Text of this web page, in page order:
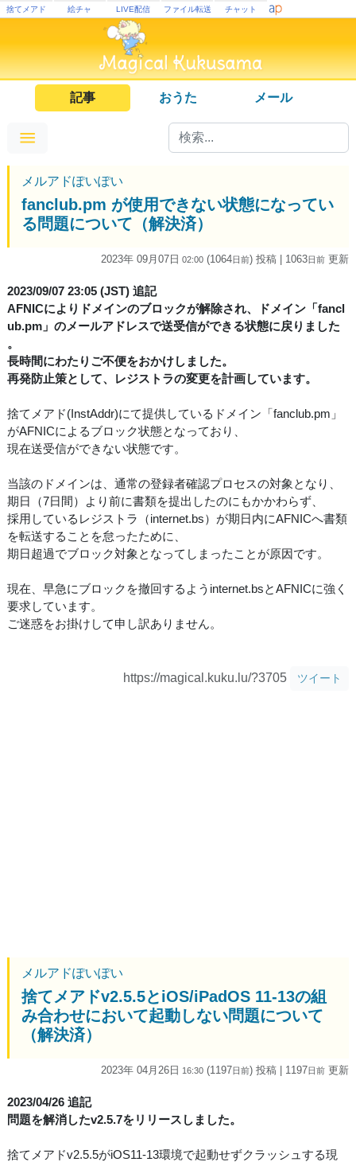
捨てメアド 絵チャ LIVE配信 ファイル転送 チャット
記事 おうた メール
メルアドぽいぽい
fanclub.pm が使用できない状態になってい
る問題について（解決済）
2023年 09月07日 02:00 (1064日前) 投稿 | 1063日前 更新
2023/09/07 23:05 (JST) 追記
AFNICによりドメインのブロックが解除され、ドメイン「fancl
ub.pm」のメールアドレスで送受信ができる状態に戻りました
。
長時間にわたりご不便をおかけしました。
再発防止策として、レジストラの変更を計画しています。
捨てメアド(InstAddr)にて提供しているドメイン「fanclub.pm」
がAFNICによるブロック状態となっており、
現在送受信ができない状態です。
当該のドメインは、通常の登録者確認プロセスの対象となり、
期日（7日間）より前に書類を提出したのにもかかわらず、
採用しているレジストラ（internet.bs）が期日内にAFNICへ書類
を転送することを怠ったために、
期日超過でブロック対象となってしまったことが原因です。
現在、早急にブロックを撤回するようinternet.bsとAFNICに強く
要求しています。
ご迷惑をお掛けして申し訳ありません。
https://magical.kuku.lu/?3705 ツイート
メルアドぽいぽい
捨てメアドv2.5.5とiOS/iPadOS 11-13の組
み合わせにおいて起動しない問題について
（解決済）
2023年 04月26日 16:30 (1197日前) 投稿 | 1197日前 更新
2023/04/26 追記
問題を解消したv2.5.7をリリースしました。
捨てメアドv2.5.5がiOS11-13環境で起動せずクラッシュする現